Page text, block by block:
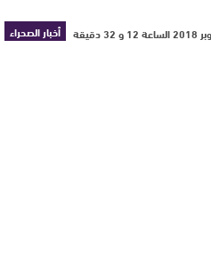
أخبار الصحراء